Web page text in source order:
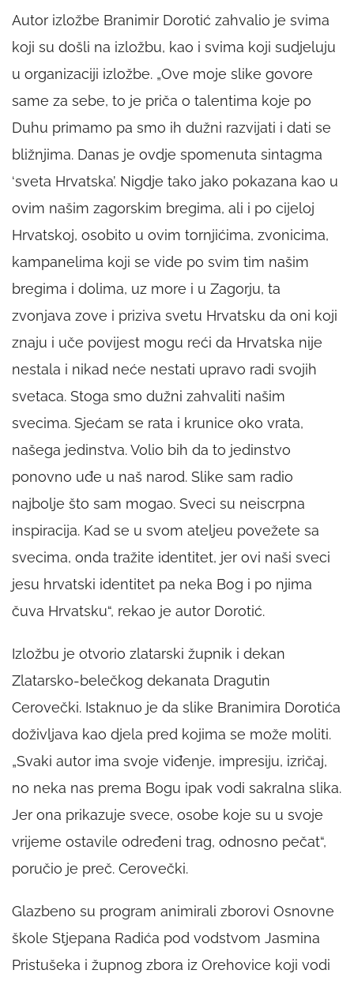
Autor izložbe Branimir Dorotić zahvalio je svima
koji su došli na izložbu, kao i svima koji sudjeluju
u organizaciji izložbe. „Ove moje slike govore
same za sebe, to je priča o talentima koje po
Duhu primamo pa smo ih dužni razvijati i dati se
bližnjima. Danas je ovdje spomenuta sintagma
‘sveta Hrvatska’. Nigdje tako jako pokazana kao u
ovim našim zagorskim bregima, ali i po cijeloj
Hrvatskoj, osobito u ovim tornjićima, zvonicima,
kampanelima koji se vide po svim tim našim
bregima i dolima, uz more i u Zagorju, ta
zvonjava zove i priziva svetu Hrvatsku da oni koji
znaju i uče povijest mogu reći da Hrvatska nije
nestala i nikad neće nestati upravo radi svojih
svetaca. Stoga smo dužni zahvaliti našim
svecima. Sjećam se rata i krunice oko vrata,
našega jedinstva. Volio bih da to jedinstvo
ponovno uđe u naš narod. Slike sam radio
najbolje što sam mogao. Sveci su neiscrpna
inspiracija. Kad se u svom ateljeu povežete sa
svecima, onda tražite identitet, jer ovi naši sveci
jesu hrvatski identitet pa neka Bog i po njima
čuva Hrvatsku“, rekao je autor Dorotić.
Izložbu je otvorio zlatarski župnik i dekan
Zlatarsko-belečkog dekanata Dragutin
Cerovečki. Istaknuo je da slike Branimira Dorotića
doživljava kao djela pred kojima se može moliti.
„Svaki autor ima svoje viđenje, impresiju, izričaj,
no neka nas prema Bogu ipak vodi sakralna slika.
Jer ona prikazuje svece, osobe koje su u svoje
vrijeme ostavile određeni trag, odnosno pečat“,
poručio je preč. Cerovečki.
Glazbeno su program animirali zborovi Osnovne
škole Stjepana Radića pod vodstvom Jasmina
Pristušeka i župnog zbora iz Orehovice koji vodi